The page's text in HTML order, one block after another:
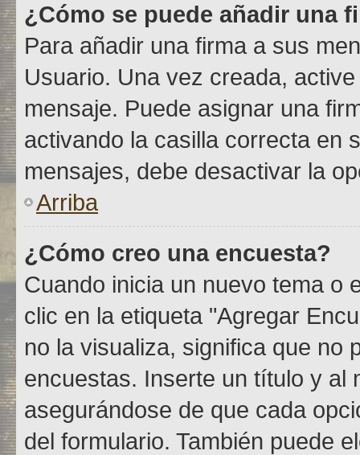
¿Cómo se puede añadir una
Para añadir una firma a sus
Usuario. Una vez creada,
mensaje. Puede asignar una
activando la casilla correcta en
mensajes, debe desactivar la
Arriba
¿Cómo creo una encuesta?
Cuando inicia un nuevo tema o
clic en la etiqueta "Agregar
no la visualiza, significa que no
encuestas. Inserte un título y al
asegurándose de que cada
del formulario. También puede